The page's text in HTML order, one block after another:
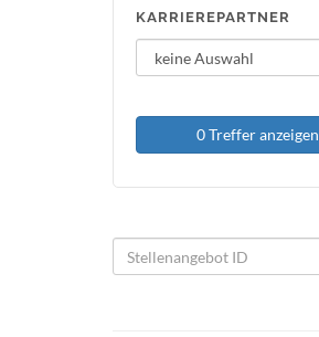
KARRIEREPARTNER
0 Treffer anzeigen